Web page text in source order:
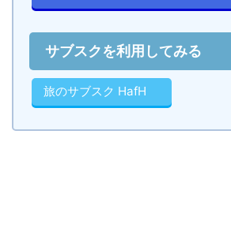
サブスクを利用してみる
旅のサブスク HafH